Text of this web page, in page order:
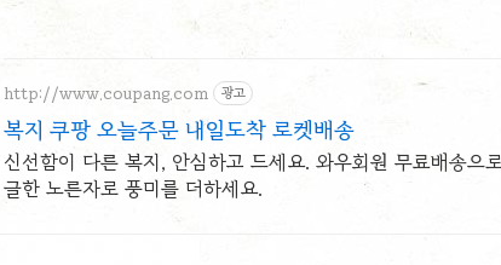
http://www.coupang.com 광고
복지 쿠팡 오늘주문 내일도착 로켓배송
신선함이 다른 복지, 안심하고 드세요. 와우회원 무료배송으
글한 노른자로 풍미를 더하세요.